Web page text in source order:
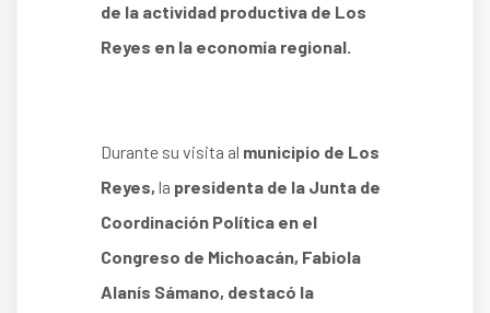
de la actividad productiva de Los
Reyes en la economía regional.
Durante su visita al municipio de Los
Reyes, la presidenta de la Junta de
Coordinación Política en el
Congreso de Michoacán, Fabiola
Alanís Sámano, destacó la